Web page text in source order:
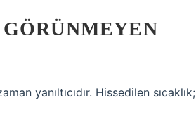
yanıltıcıdır. Hissedilen sıcaklık;